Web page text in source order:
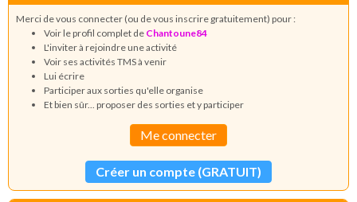
Merci de vous connecter (ou de vous inscrire gratuitement) pour :
Voir le profil complet de Chantoune84
L'inviter à rejoindre une activité
Voir ses activités TMS à venir
Lui écrire
Participer aux sorties qu'elle organise
Et bien sûr... proposer des sorties et y participer
Me connecter
Créer un compte (GRATUIT)